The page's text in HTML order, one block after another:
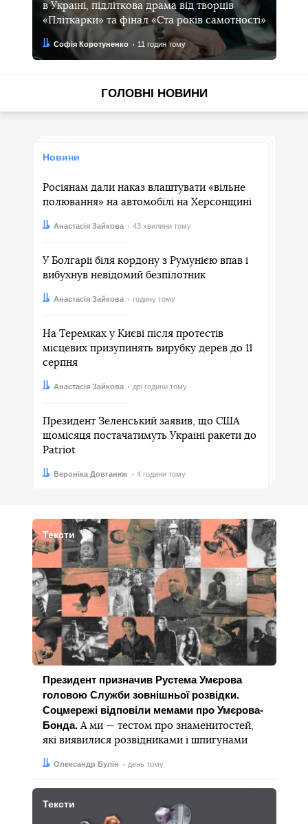
в Україні, підліткова драма від творців
«Пліткарки» та фінал «Ста років самотності»
Автор:
Софія Коротуненко
Дата: 11 годин тому
ГОЛОВНІ НОВИНИ
Новини
Росіянам дали наказ влаштувати «вільне
полювання» на автомобілі на Херсонщині
Автор:Анастасія Зайкова
Дата: 43 хвилини тому
У Болгарії біля кордону з Румунією впав і
вибухнув невідомий безпілотник
Автор:Анастасія Зайкова
Дата: годину тому
На Теремках у Києві після протестів
місцевих призупинять вирубку дерев до 11
серпня
Автор:Анастасія Зайкова
Дата: дві години тому
Президент Зеленський заявив, що США
щомісяця постачатимуть Україні ракети до
Patriot
Автор:Вероніка Довганюк
Дата: 4 години тому
Тексти
Президент призначив Рустема Умєрова
головою Служби зовнішньої розвідки.
Соцмережі відповіли мемами про Умєрова-
Бонда.А ми — тестом про знаменитостей,
які виявилися розвідниками і шпигунами
Автор:
Олександр Булін
Дата: день тому
Тексти